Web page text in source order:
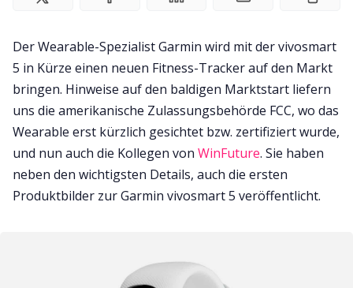
Der Wearable-Spezialist Garmin wird mit der vivosmart
5 in Kürze einen neuen Fitness-Tracker auf den Markt
bringen. Hinweise auf den baldigen Marktstart liefern
uns die amerikanische Zulassungsbehörde FCC, wo das
Wearable erst kürzlich gesichtet bzw. zertifiziert wurde,
und nun auch die Kollegen von WinFuture. Sie haben
neben den wichtigsten Details, auch die ersten
Produktbilder zur Garmin vivosmart 5 veröffentlicht.